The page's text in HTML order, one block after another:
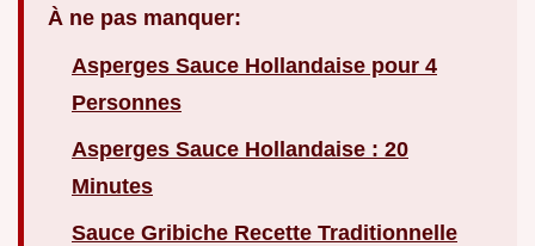
À ne pas manquer:
Asperges Sauce Hollandaise pour 4
Personnes
Asperges Sauce Hollandaise : 20
Minutes
Sauce Gribiche Recette Traditionnelle